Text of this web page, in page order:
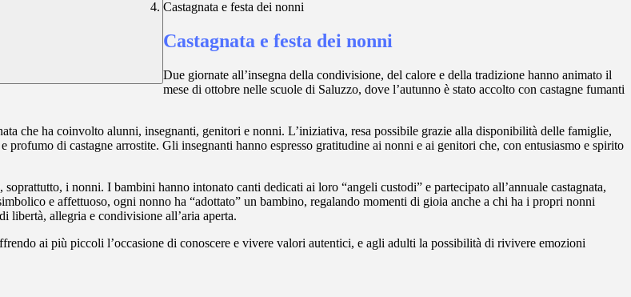
Castagnata e festa dei nonni
Castagnata e festa dei nonni
Due giornate all’insegna della condivisione, del calore e della tradizione hanno animato il
mese di ottobre nelle scuole di Saluzzo, dove l’autunno è stato accolto con castagne fumanti
che ha coinvolto alunni, insegnanti, genitori e nonni. L’iniziativa, resa possibile grazie alla disponibilità delle famiglie,
profumo di castagne arrostite. Gli insegnanti hanno espresso gratitudine ai nonni e ai genitori che, con entusiasmo e spirito
i nonni. I bambini hanno intonato canti dedicati ai loro “angeli custodi” e partecipato all’annuale castagnata,
e affettuoso, ogni nonno ha “adottato” un bambino, regalando momenti di gioia anche a chi ha i propri nonni
libertà, allegria e condivisione all’aria aperta.
ai più piccoli l’occasione di conoscere e vivere valori autentici, e agli adulti la possibilità di rivivere emozioni